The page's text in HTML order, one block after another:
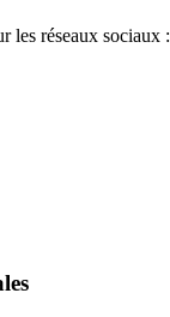
les réseaux sociaux :